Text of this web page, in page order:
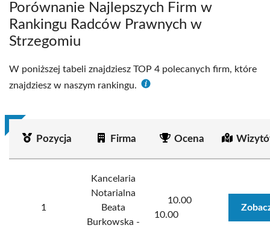
Porównanie Najlepszych Firm w
Rankingu Radców Prawnych w
Strzegomiu
W poniższej tabeli znajdziesz TOP 4 polecanych firm, które
znajdziesz w naszym rankingu.
Pozycja Firma Ocena
1
Kancelaria
Notarialna
Beata
Burkowska -
10.00
10.00